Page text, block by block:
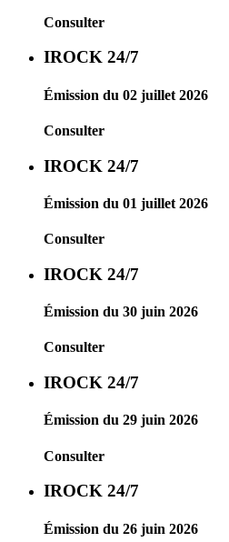
Consulter
IROCK 24/7
Émission du 02 juillet 2026
Consulter
IROCK 24/7
Émission du 01 juillet 2026
Consulter
IROCK 24/7
Émission du 30 juin 2026
Consulter
IROCK 24/7
Émission du 29 juin 2026
Consulter
IROCK 24/7
Émission du 26 juin 2026